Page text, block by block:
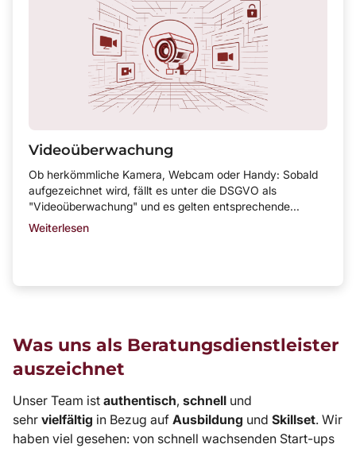
Videoüberwachung
Ob herkömmliche Kamera, Webcam oder Handy: Sobald
aufgezeichnet wird, fällt es unter die DSGVO als
"Videoüberwachung" und es gelten entsprechende...
Weiterlesen
Was uns als Beratungsdienstleister
auszeichnet
Unser Team ist authentisch, schnell und
sehr vielfältig in Bezug auf Ausbildung und Skillset. Wir
haben viel gesehen: von schnell wachsenden Start-ups